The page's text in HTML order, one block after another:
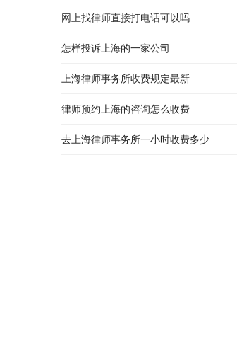
网上找律师直接打电话可以吗
怎样投诉上海的一家公司
上海律师事务所收费规定最新
律师预约上海的咨询怎么收费
去上海律师事务所一小时收费多少